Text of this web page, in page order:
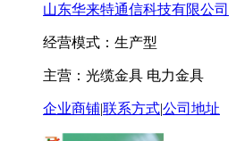
山东华来特通信科技有限公司
经营模式：生产型
主营：光缆金具 电力金具
企业商铺|联系方式|公司地址